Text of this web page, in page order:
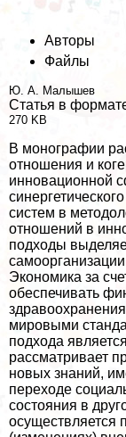
Авторы
Файлы
Ю. А. Малышев
Статья в
270 KB
В монографии
отношения и
инновационной
систем в
отношений в
подходы
Экономика за
обеспечивать
мировыми
подхода
рассматривает
новых знаний,
переходе
состояния в
осуществляется